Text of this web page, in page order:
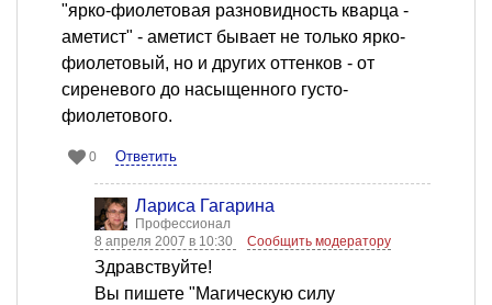
"ярко-фиолетовая разновидность кварца -
аметист" - аметист бывает не только ярко-
фиолетовый, но и других оттенков - от
сиреневого до насыщенного густо-
фиолетового.
0 Ответить
Лариса Гагарина
Профессионал
8 апреля 2007 в 10:30
Сообщить модератору
Здравствуйте!
Вы пишете "Магическую силу